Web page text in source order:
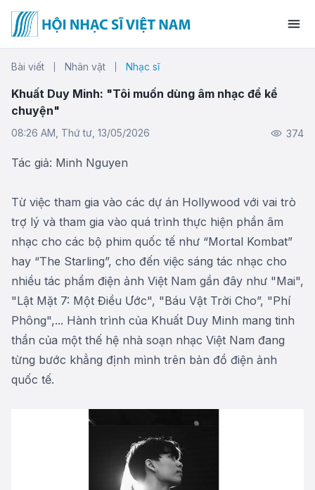
Bài viết Nhân vật Nhạc sĩ
Khuất Duy Minh: "Tôi muốn dùng âm nhạc để kể
chuyện"
08:26 AM, Thứ tư, 13/05/2026 374
Tác giả: Minh Nguyen
Từ việc tham gia vào các dự án Hollywood với vai trò
trợ lý và tham gia vào quá trình thực hiện phần âm
nhạc cho các bộ phim quốc tế như “Mortal Kombat”
hay “The Starling”, cho đến việc sáng tác nhạc cho
nhiều tác phẩm điện ảnh Việt Nam gần đây như "Mai",
"Lật Mặt 7: Một Điều Ước", "Báu Vật Trời Cho”, "Phí
Phông",... Hành trình của Khuất Duy Minh mang tinh
thần của một thế hệ nhà soạn nhạc Việt Nam đang
từng bước khẳng định mình trên bản đồ điện ảnh
quốc tế.